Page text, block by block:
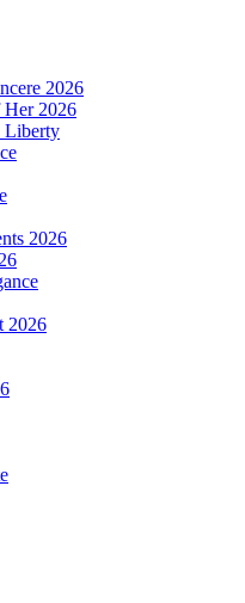
2026
Her 2026
Liberty
2026
2026